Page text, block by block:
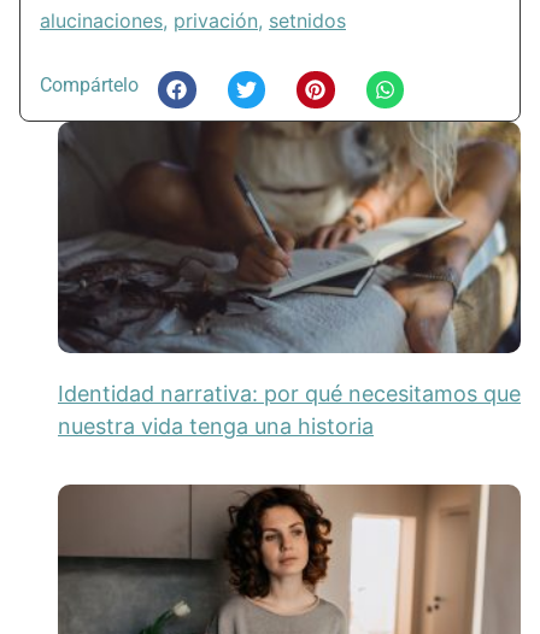
alucinaciones, privación, setnidos
Compártelo
Identidad narrativa: por qué necesitamos que
nuestra vida tenga una historia